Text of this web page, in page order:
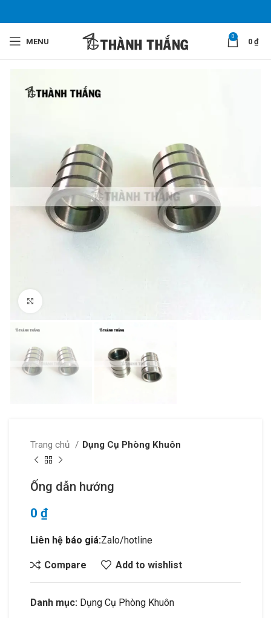
MENU
0
0 ₫
Trang chủ Dụng Cụ Phòng Khuôn
Ống dẫn hướng
0 ₫
Liên hệ báo giá:Zalo/hotline
Compare Add to wishlist
Danh mục: Dụng Cụ Phòng Khuôn